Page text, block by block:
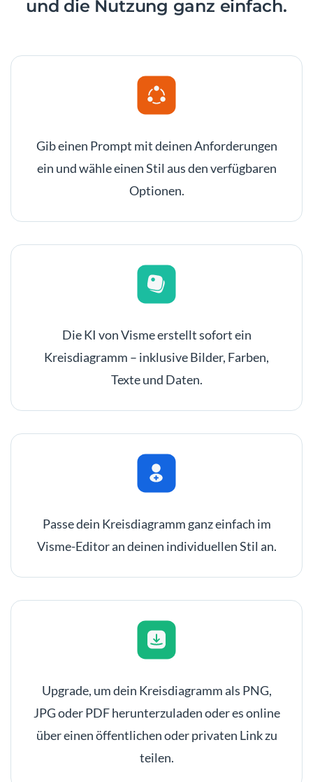
und die Nutzung ganz einfach.
Gib einen Prompt mit deinen Anforderungen
ein und wähle einen Stil aus den verfügbaren
Optionen.
Die KI von Visme erstellt sofort ein
Kreisdiagramm – inklusive Bilder, Farben,
Texte und Daten.
Passe dein Kreisdiagramm ganz einfach im
Visme-Editor an deinen individuellen Stil an.
Upgrade, um dein Kreisdiagramm als PNG,
JPG oder PDF herunterzuladen oder es online
über einen öffentlichen oder privaten Link zu
teilen.